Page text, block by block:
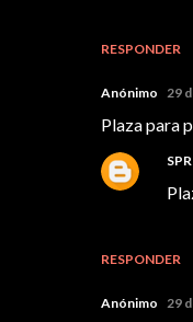
RESPONDER
Anónimo 29
Plaza para
RESPONDER
SPR
Anónimo 29